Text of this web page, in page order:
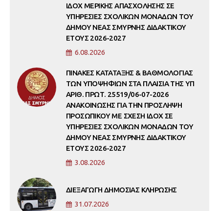
ΙΔΟΧ ΜΕΡΙΚΗΣ ΑΠΑΣΧΟΛΗΣΗΣ ΣΕ
ΥΠΗΡΕΣΙΕΣ ΣΧΟΛΙΚΩΝ ΜΟΝΑΔΩΝ ΤΟΥ
ΔΗΜΟΥ ΝΕΑΣ ΣΜΥΡΝΗΣ ΔΙΔΑΚΤΙΚΟΥ
ΕΤΟΥΣ 2026-2027
6.08.2026
ΠΙΝΑΚΕΣ ΚΑΤΑΤΑΞΗΣ & ΒΑΘΜΟΛΟΓΙΑΣ
ΤΩΝ ΥΠΟΨΗΦΙΩΝ ΣΤΑ ΠΛΑΙΣΙΑ ΤΗΣ ΥΠ
ΑΡΙΘ. ΠΡΩΤ. 25519/06-07-2026
ΑΝΑΚΟΙΝΩΣΗΣ ΓΙΑ ΤΗΝ ΠΡΟΣΛΗΨΗ
ΠΡΟΣΩΠΙΚΟΥ ΜΕ ΣΧΕΣΗ ΙΔΟΧ ΣΕ
ΥΠΗΡΕΣΙΕΣ ΣΧΟΛΙΚΩΝ ΜΟΝΑΔΩΝ ΤΟΥ
ΔΗΜΟΥ ΝΕΑΣ ΣΜΥΡΝΗΣ ΔΙΔΑΚΤΙΚΟΥ
ΕΤΟΥΣ 2026-2027
3.08.2026
ΔΙΕΞΑΓΩΓΗ ΔΗΜΟΣΙΑΣ ΚΛΗΡΩΣΗΣ
31.07.2026